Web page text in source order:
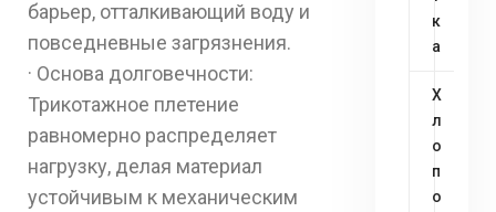
барьер, отталкивающий воду и
повседневные загрязнения.
· Основа долговечности:
Трикотажное плетение
равномерно распределяет
нагрузку, делая материал
устойчивым к механическим
к
а
Х
л
о
п
о